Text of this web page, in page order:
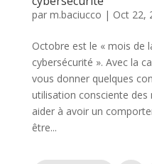
par m.baciucco | Oct 22,
Octobre est le « mois de
cybersécurité ». Avec la
vous donner quelques
utilisation consciente
aider à avoir un
être...